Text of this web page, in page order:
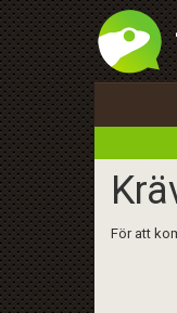
För att